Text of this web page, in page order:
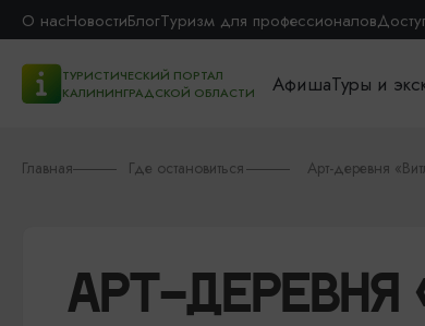
О насНовостиБлогТуризм для профессионалов
ТУРИСТИЧЕСКИЙ ПОРТАЛ
КАЛИНИНГРАДСКОЙ ОБЛАСТИ
АфишаТуры и
Главная Где остановиться Арт-деревня
АРТ-ДЕРЕВНЯ